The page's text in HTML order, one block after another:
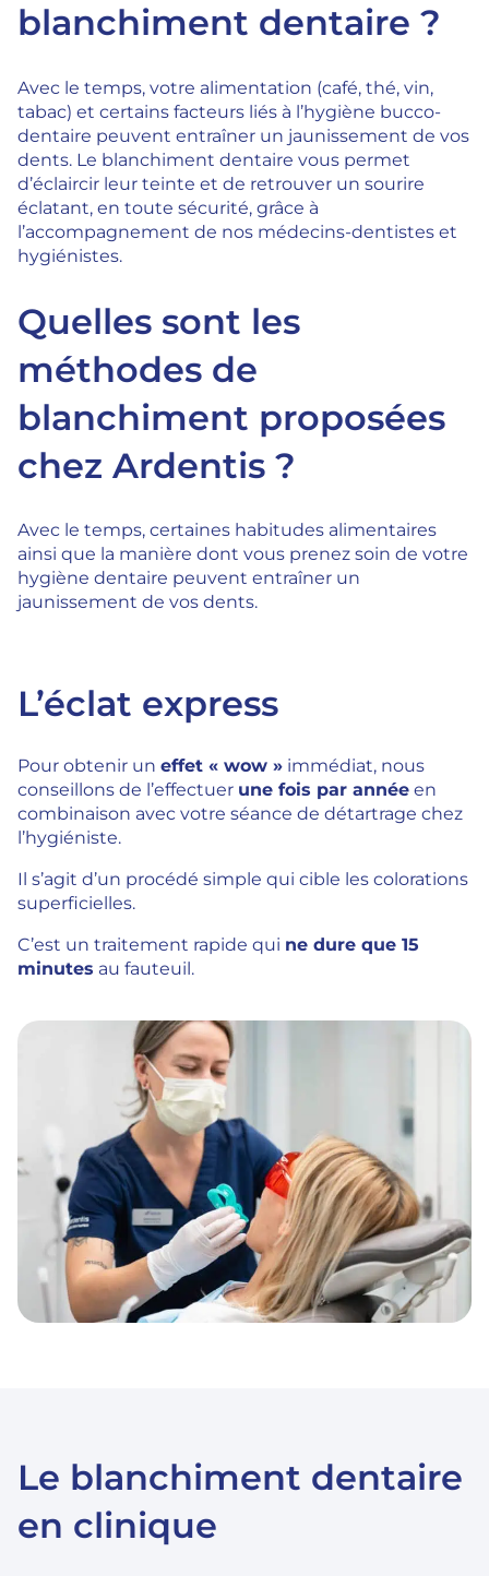
blanchiment dentaire ?
Avec le temps, votre alimentation (café, thé, vin,
tabac) et certains facteurs liés à l’hygiène bucco-
dentaire peuvent entraîner un jaunissement de vos
dents. Le blanchiment dentaire vous permet
d’éclaircir leur teinte et de retrouver un sourire
éclatant, en toute sécurité, grâce à
l’accompagnement de nos médecins-dentistes et
hygiénistes.
Quelles sont les
méthodes de
blanchiment proposées
chez Ardentis ?
Avec le temps, certaines habitudes alimentaires
ainsi que la manière dont vous prenez soin de votre
hygiène dentaire peuvent entraîner un
jaunissement de vos dents.
L’éclat express
Pour obtenir un effet « wow » immédiat, nous
conseillons de l’effectuer une fois par année en
combinaison avec votre séance de détartrage chez
l’hygiéniste.
Il s’agit d’un procédé simple qui cible les colorations
superficielles.
C’est un traitement rapide qui ne dure que 15
minutes au fauteuil.
Le blanchiment dentaire
en clinique